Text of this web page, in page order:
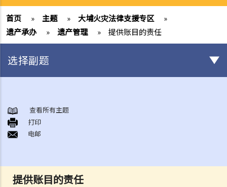
首页 » 主题 » 大埔火灾法律支援专区
»
遗产承办
» 遗产管理 » 提供账目的责任
提供账目的责任
选择副题
A. 火葬
B. 骨灰安置所（灵灰安置所）
C. 土葬
E. 骨灰撒海
F. 遗体／骨殖／骨灰出入香港
查看所有主题
打印
电邮